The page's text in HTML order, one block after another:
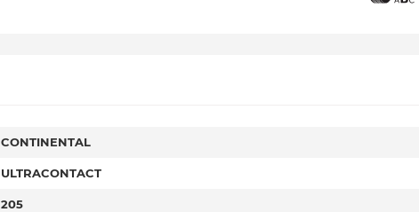
CONTINENTAL
ULTRACONTACT
205